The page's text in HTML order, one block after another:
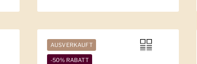
AUSVERKAUFT
-50% RABATT